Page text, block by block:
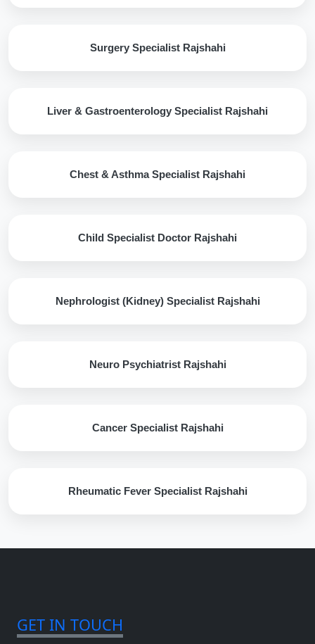
Surgery Specialist Rajshahi
Liver & Gastroenterology Specialist Rajshahi
Chest & Asthma Specialist Rajshahi
Child Specialist Doctor Rajshahi
Nephrologist (Kidney) Specialist Rajshahi
Neuro Psychiatrist Rajshahi
Cancer Specialist Rajshahi
Rheumatic Fever Specialist Rajshahi
GET IN TOUCH